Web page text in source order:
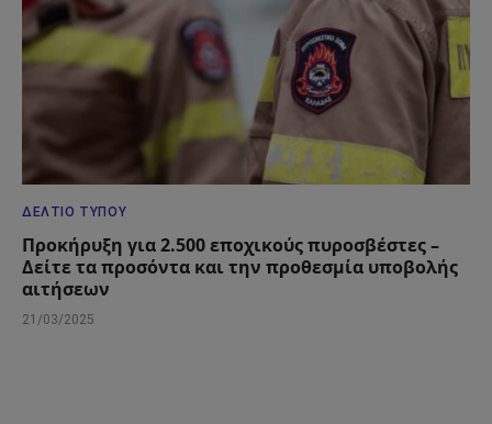
ΔΕΛΤΊΟ ΤΎΠΟΥ
Προκήρυξη για 2.500 εποχικούς πυροσβέστες –
Δείτε τα προσόντα και την προθεσμία υποβολής
αιτήσεων
21/03/2025